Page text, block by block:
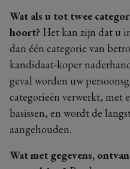
Wat als u tot twee
hoort? Het kan zijn dat u
dan één categorie van
kandidaat-koper
geval worden uw
categorieën verwerkt, met
basissen, en wordt de
aangehouden.
Wat met gegevens,